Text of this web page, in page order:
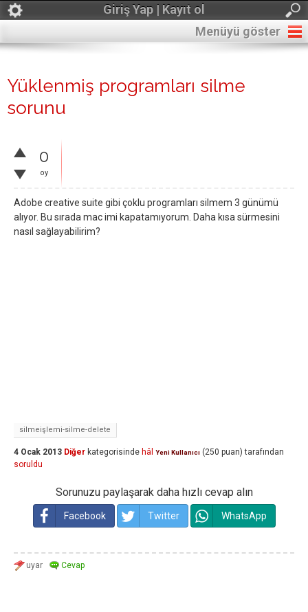
Giriş Yap | Kayıt ol
Menüyü göster
Yüklenmiş programları silme
sorunu
0
oy
Adobe creative suite gibi çoklu programları silmem 3 günümü
alıyor. Bu sırada mac imi kapatamıyorum. Daha kısa sürmesini
nasıl sağlayabilirim?
silmeişlemi-silme-delete
4 Ocak 2013 Diğer kategorisinde hâl Yeni Kullanıcı (250 puan) tarafından
soruldu
Sorunuzu paylaşarak daha hızlı cevap alın
Facebook Twitter WhatsApp